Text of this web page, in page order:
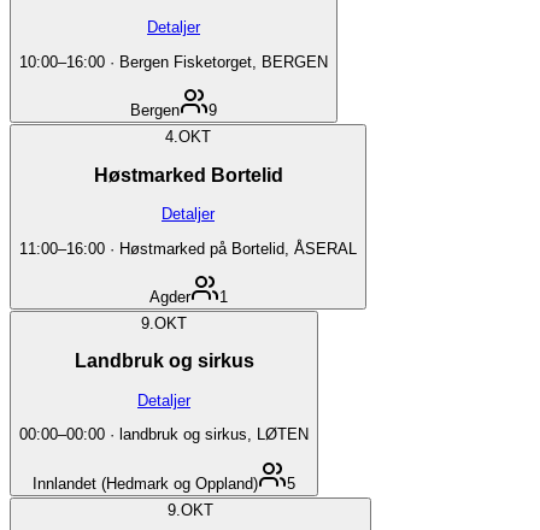
Detaljer
10:00–16:00 · Bergen Fisketorget, BERGEN
Bergen
9
4.OKT
Høstmarked Bortelid
Detaljer
11:00–16:00 · Høstmarked på Bortelid, ÅSERAL
Agder
1
9. OKT
Landbruk og sirkus
Detaljer
00:00–00:00 · landbruk og sirkus, LØTEN
Innlandet (Hedmark og Oppland)
5
9. OKT